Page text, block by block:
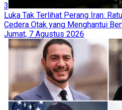
3
Luka Tak Terlihat Perang Iran:
Cedera Otak yang Menghantui
Jumat, 7 Agustus 2026